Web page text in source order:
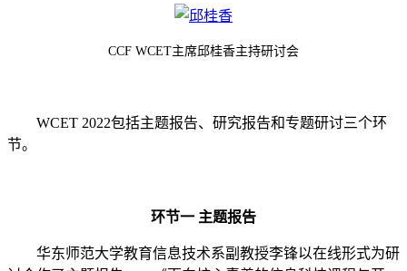
CCF WCET主席邱桂香主持研讨会
WCET 2022包括主题报告、研究报告和专题研讨三个环
节。
环节一 主题报告
华东师范大学教育信息技术系副教授李锋以在线形式为研